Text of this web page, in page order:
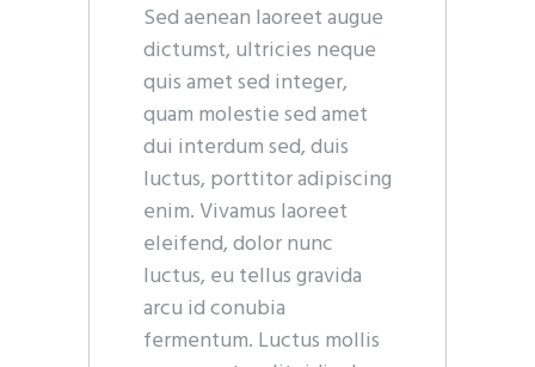
Sed aenean laoreet augue
dictumst, ultricies neque
quis amet sed integer,
quam molestie sed amet
dui interdum sed, duis
luctus, porttitor adipiscing
enim. Vivamus laoreet
eleifend, dolor nunc
luctus, eu tellus gravida
arcu id conubia
fermentum. Luctus mollis